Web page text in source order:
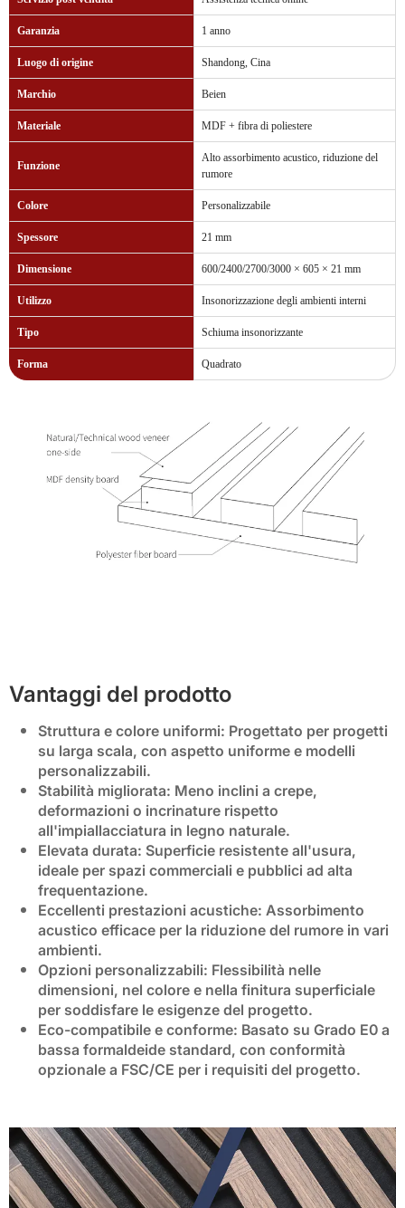
Garanzia 1 anno
Luogo di origine Shandong, Cina
Marchio Beien
Materiale MDF + fibra di poliestere
Funzione
Alto assorbimento acustico, riduzione del
rumore
Colore Personalizzabile
Spessore 21 mm
Dimensione 600/2400/2700/3000 × 605 × 21 mm
Utilizzo Insonorizzazione degli ambienti interni
Tipo Schiuma insonorizzante
Forma Quadrato
Vantaggi del prodotto
Struttura e colore uniformi: Progettato per progetti
su larga scala, con aspetto uniforme e modelli
personalizzabili.
Stabilità migliorata: Meno inclini a crepe,
deformazioni o incrinature rispetto
all'impiallacciatura in legno naturale.
Elevata durata: Superficie resistente all'usura,
ideale per spazi commerciali e pubblici ad alta
frequentazione.
Eccellenti prestazioni acustiche: Assorbimento
acustico efficace per la riduzione del rumore in vari
ambienti.
Opzioni personalizzabili: Flessibilità nelle
dimensioni, nel colore e nella finitura superficiale
per soddisfare le esigenze del progetto.
Eco-compatibile e conforme: Basato su Grado E0 a
bassa formaldeide standard, con conformità
opzionale a FSC/CE per i requisiti del progetto.